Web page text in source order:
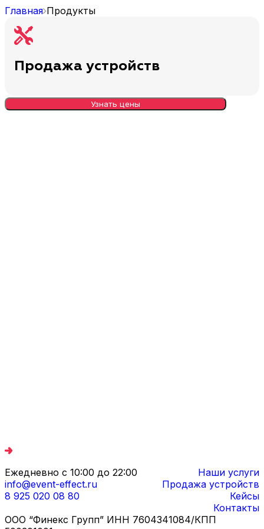
Главная Продукты
Продажа устройств
Узнать цены
Ежедневно с 10:00 до 22:00
info@event-effect.ru
8 925 020 08 80
Наши услуги
Продажа устройств
Кейсы
Контакты
ООО “Финекс Групп” ИНН 7604341084/КПП